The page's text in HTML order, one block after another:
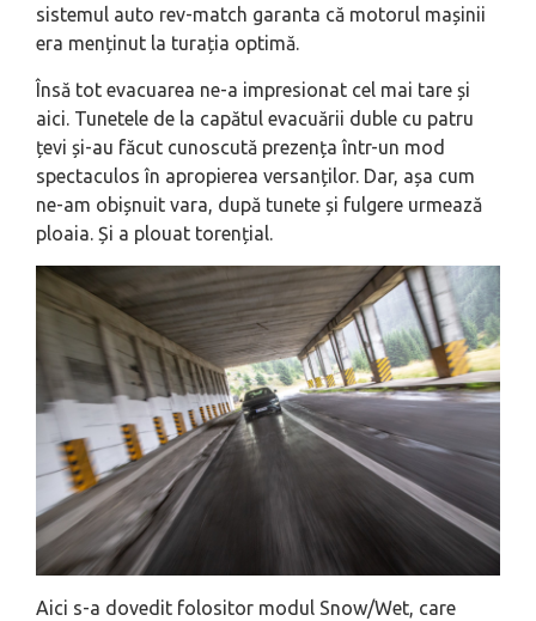
sistemul auto rev-match garanta că motorul mașinii
era menținut la turația optimă.
Însă tot evacuarea ne-a impresionat cel mai tare și
aici. Tunetele de la capătul evacuării duble cu patru
țevi și-au făcut cunoscută prezența într-un mod
spectaculos în apropierea versanților. Dar, așa cum
ne-am obișnuit vara, după tunete și fulgere urmează
ploaia. Și a plouat torențial.
Aici s-a dovedit folositor modul Snow/Wet, care